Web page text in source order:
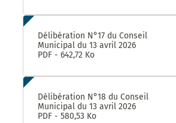
Délibération N°17 du Conseil
Municipal du 13 avril 2026
PDF - 642,72 Ko
Délibération N°18 du Conseil
Municipal du 13 avril 2026
PDF - 580,53 Ko